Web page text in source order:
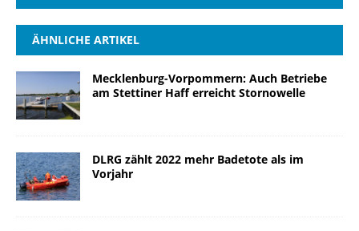
ÄHNLICHE ARTIKEL
Mecklenburg-Vorpommern: Auch Betriebe
am Stettiner Haff erreicht Stornowelle
DLRG zählt 2022 mehr Badetote als im
Vorjahr